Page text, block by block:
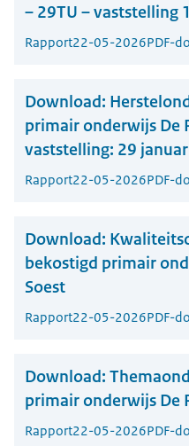
– 29TU – vaststelling
Rapport22-05-2026PDF-
Download:
primair onderwijs De
vaststelling: 29
Rapport22-05-2026PDF-
Download:
bekostigd primair
Soest
Rapport22-05-2026PDF-
Download:
primair onderwijs De
Rapport22-05-2026PDF-